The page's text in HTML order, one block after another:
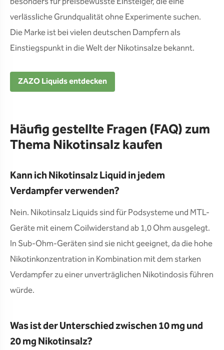
verlässliche Grundqualität ohne Experimente suchen.
Die Marke ist bei vielen deutschen Dampfern als
Einstiegspunkt in die Welt der Nikotinsalze bekannt.
ZAZO Liquids entdecken
Häufig gestellte Fragen (FAQ) zum
Thema Nikotinsalz kaufen
Kann ich Nikotinsalz Liquid in jedem
Verdampfer verwenden?
Nein. Nikotinsalz Liquids sind für Podsysteme und MTL-
Geräte mit einem Coilwiderstand ab 1,0 Ohm ausgelegt.
In Sub-Ohm-Geräten sind sie nicht geeignet, da die hohe
Nikotinkonzentration in Kombination mit dem starken
Verdampfer zu einer unverträglichen Nikotindosis führen
würde.
Was ist der Unterschied zwischen 10 mg und
20 mg Nikotinsalz?